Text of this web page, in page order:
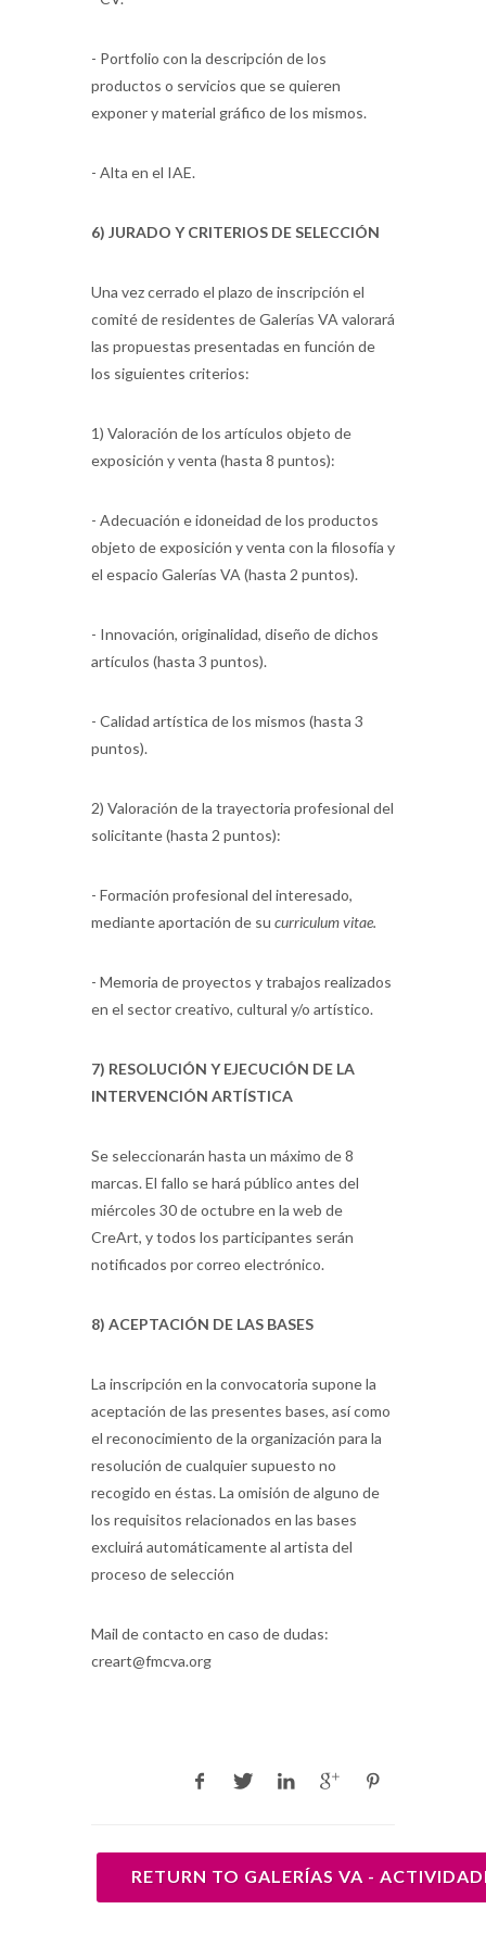
- Portfolio con la descripción de los
productos o servicios que se quieren
exponer y material gráfico de los mismos.
- Alta en el IAE.
6) JURADO Y CRITERIOS DE SELECCIÓN
Una vez cerrado el plazo de inscripción el
comité de residentes de Galerías VA valorará
las propuestas presentadas en función de
los siguientes criterios:
1) Valoración de los artículos objeto de
exposición y venta (hasta 8 puntos):
- Adecuación e idoneidad de los productos
objeto de exposición y venta con la filosofía y
el espacio Galerías VA (hasta 2 puntos).
- Innovación, originalidad, diseño de dichos
artículos (hasta 3 puntos).
- Calidad artística de los mismos (hasta 3
puntos).
2) Valoración de la trayectoria profesional del
solicitante (hasta 2 puntos):
- Formación profesional del interesado,
mediante aportación de su curriculum vitae.
- Memoria de proyectos y trabajos realizados
en el sector creativo, cultural y/o artístico.
7) RESOLUCIÓN Y EJECUCIÓN DE LA
INTERVENCIÓN ARTÍSTICA
Se seleccionarán hasta un máximo de 8
marcas. El fallo se hará público antes del
miércoles 30 de octubre en la web de
CreArt, y todos los participantes serán
notificados por correo electrónico.
8) ACEPTACIÓN DE LAS BASES
La inscripción en la convocatoria supone la
aceptación de las presentes bases, así como
el reconocimiento de la organización para la
resolución de cualquier supuesto no
recogido en éstas. La omisión de alguno de
los requisitos relacionados en las bases
excluirá automáticamente al artista del
proceso de selección
Mail de contacto en caso de dudas:
creart@fmcva.org
RETURN TO GALERÍAS VA -